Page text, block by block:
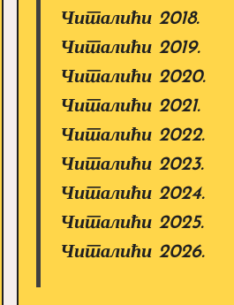
Читалићи 2018.
Читалићи 2019.
Читалићи 2020.
Читалићи 2021.
Читалићи 2022.
Читалићи 2023.
Читалићи 2024.
Читалићи 2025.
Читалићи 2026.